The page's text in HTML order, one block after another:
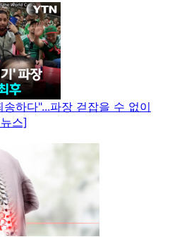
하다"...파장 걷잡을 수 없이
스]